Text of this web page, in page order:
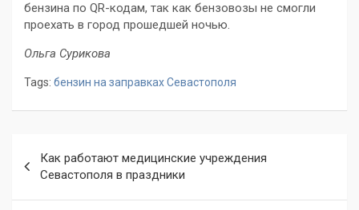
бензина по QR-кодам, так как бензовозы не смогли
проехать в город прошедшей ночью.
Ольга Сурикова
Tags: бензин на заправках Севастополя
по
записям
Как работают медицинские учреждения
Севастополя в праздники